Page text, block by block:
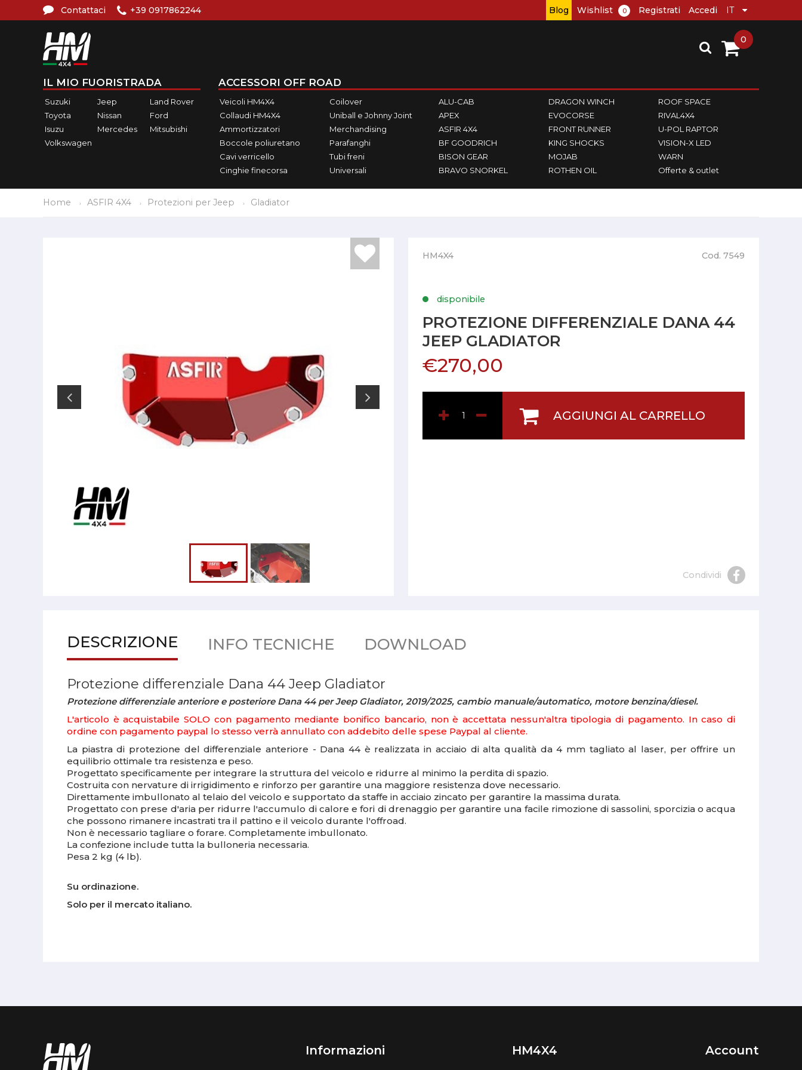
Contattaci +39 0917862244 Blog Wishlist 0 Registrati Accedi
IL MIO FUORISTRADA
Suzuki Jeep
Land Rover
Toyota
Nissan
Ford
Isuzu
Mercedes
Mitsubishi
Volkswagen
ACCESSORI OFF ROAD
Veicoli HM4X4
Collaudi HM4X4
Ammortizzatori
Boccole poliuretano
Cavi verricello
Cinghie finecorsa
Coilover
Uniball e Johnny Joint
Merchandising
Parafanghi
Tubi freni
Universali
ALU-CAB
APEX
ASFIR 4X4
BF GOODRICH
BISON GEAR
BRAVO SNORKEL
DRAGON WINCH
EVOCORSE
FRONT RUNNER
KING SHOCKS
MOJAB
ROTHEN OIL
ROOF SPACE
RIVAL4X4
U-POL RAPTOR
VISION-X LED
WARN
Offerte & outlet
0
Home ASFIR 4X4 Protezioni per Jeep Gladiator
HM4X4 Cod. 7549
disponibile
PROTEZIONE DIFFERENZIALE DANA 44
JEEP GLADIATOR
€270,00
AGGIUNGI AL CARRELLO
Condividi
DESCRIZIONE INFO TECNICHE DOWNLOAD
Protezione differenziale Dana 44 Jeep Gladiator
Protezione differenziale anteriore e posteriore Dana 44 per Jeep Gladiator, 2019/2025, cambio manuale/automatico, motore benzina/diesel.
L'articolo è acquistabile SOLO con pagamento mediante bonifico bancario, non è accettata nessun'altra tipologia di pagamento. In caso di
ordine con pagamento paypal lo stesso verrà annullato con addebito delle spese Paypal al cliente.
La piastra di protezione del differenziale anteriore - Dana 44 è realizzata in acciaio di alta qualità da 4 mm tagliato al laser, per offrire un
equilibrio ottimale tra resistenza e peso.
Progettato specificamente per integrare la struttura del veicolo e ridurre al minimo la perdita di spazio.
Costruita con nervature di irrigidimento e rinforzo per garantire una maggiore resistenza dove necessario.
Direttamente imbullonato al telaio del veicolo e supportato da staffe in acciaio zincato per garantire la massima durata.
Progettato con prese d'aria per ridurre l'accumulo di calore e fori di drenaggio per garantire una facile rimozione di sassolini, sporcizia o acqua
che possono rimanere incastrati tra il pattino e il veicolo durante l'offroad.
Non è necessario tagliare o forare. Completamente imbullonato.
La confezione include tutta la bulloneria necessaria.
Pesa 2 kg (4 lb).
Su ordinazione.
Solo per il mercato italiano.
Informazioni HM4X4 Account